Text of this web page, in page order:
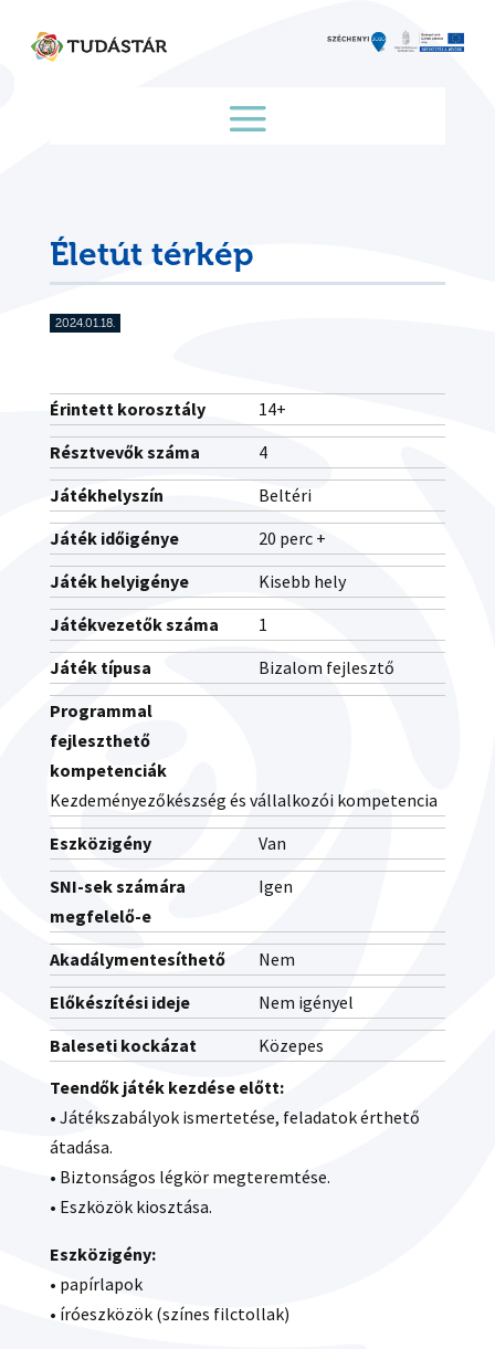
content
Életút térkép
2024.01.18.
Érintett korosztály
14+
Résztvevők száma
4
Játékhelyszín
Beltéri
Játék időigénye
20 perc +
Játék helyigénye
Kisebb hely
Játékvezetők száma
1
Játék típusa
Bizalom fejlesztő
Programmal
fejleszthető
kompetenciák
Kezdeményezőkészség és vállalkozói kompetencia
Eszközigény
Van
SNI-sek számára
megfelelő-e
Igen
Akadálymentesíthető
Nem
Előkészítési ideje
Nem igényel
Baleseti kockázat
Közepes
Teendők játék kezdése előtt:
• Játékszabályok ismertetése, feladatok érthető
átadása.
• Biztonságos légkör megteremtése.
• Eszközök kiosztása.
Eszközigény:
• papírlapok
• íróeszközök (színes filctollak)